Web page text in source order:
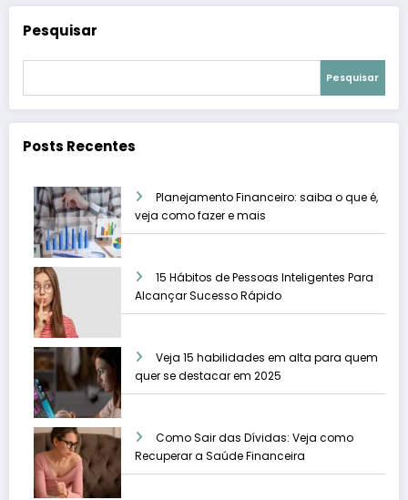
Pesquisar
Pesquisar
Posts Recentes
Planejamento Financeiro: saiba o que é,
veja como fazer e mais
15 Hábitos de Pessoas Inteligentes Para
Alcançar Sucesso Rápido
Veja 15 habilidades em alta para quem
quer se destacar em 2025
Como Sair das Dívidas: Veja como
Recuperar a Saúde Financeira